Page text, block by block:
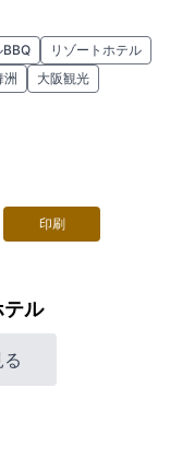
BBQ
リゾートホテル
洲
大阪観光
印刷
ル